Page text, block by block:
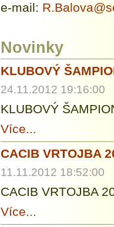
e-mail:
Novinky
KLUBOVÝ
24.11.2012 19:16:00
KLUBOVÝ
Více...
CACIB VRTOJBA
11.11.2012 18:52:00
CACIB VRTOJBA
Více...